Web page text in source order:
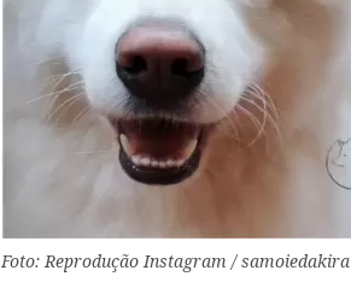
Foto: Reprodução Instagram / samoiedakira